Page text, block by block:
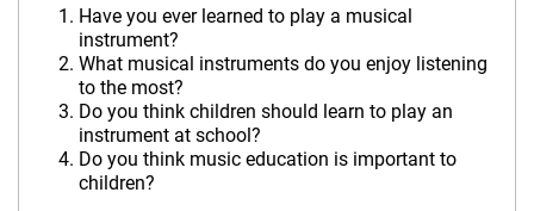
Have you ever learned to play a musical
instrument?
What musical instruments do you enjoy listening
to the most?
Do you think children should learn to play an
instrument at school?
Do you think music education is important to
children?